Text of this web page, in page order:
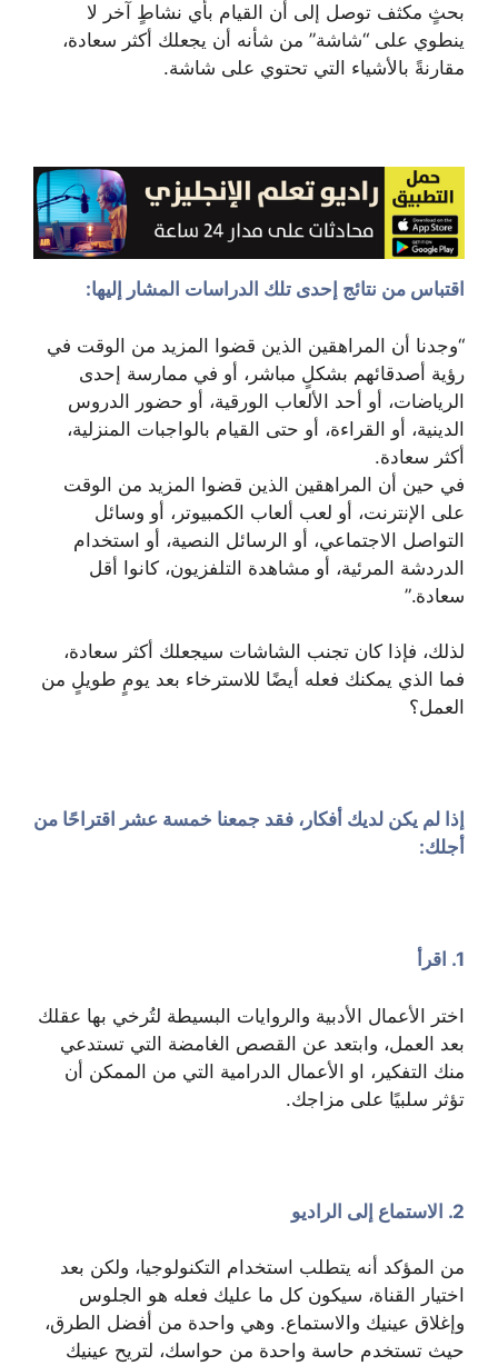
بحثٍ مكثف توصل إلى أن القيام بأي نشاطٍ آخر لا
ينطوي على “شاشة” من شأنه أن يجعلك أكثر سعادة،
مقارنةً بالأشياء التي تحتوي على شاشة.
اقتباس من نتائج إحدى تلك الدراسات المشار إليها:
“وجدنا أن المراهقين الذين قضوا المزيد من الوقت في
رؤية أصدقائهم بشكلٍ مباشر، أو في ممارسة إحدى
الرياضات، أو أحد الألعاب الورقية، أو حضور الدروس
الدينية، أو القراءة، أو حتى القيام بالواجبات المنزلية،
أكثر سعادة.
في حين أن المراهقين الذين قضوا المزيد من الوقت
على الإنترنت، أو لعب ألعاب الكمبيوتر، أو وسائل
التواصل الاجتماعي، أو الرسائل النصية، أو استخدام
الدردشة المرئية، أو مشاهدة التلفزيون، كانوا أقل
سعادة.”
لذلك، فإذا كان تجنب الشاشات سيجعلك أكثر سعادة،
فما الذي يمكنك فعله أيضًا للاسترخاء بعد يومٍ طويلٍ من
العمل؟
إذا لم يكن لديك أفكار، فقد جمعنا خمسة عشر اقتراحًا من
أجلك:
1. اقرأ
اختر الأعمال الأدبية والروايات البسيطة لتُرخي بها عقلك
بعد العمل، وابتعد عن القصص الغامضة التي تستدعي
منك التفكير، او الأعمال الدرامية التي من الممكن أن
تؤثر سلبيًا على مزاجك.
2. الاستماع إلى الراديو
من المؤكد أنه يتطلب استخدام التكنولوجيا، ولكن بعد
اختيار القناة، سيكون كل ما عليك فعله هو الجلوس
وإغلاق عينيك والاستماع. وهي واحدة من أفضل الطرق،
حيث تستخدم حاسة واحدة من حواسك، لتريح عينيك